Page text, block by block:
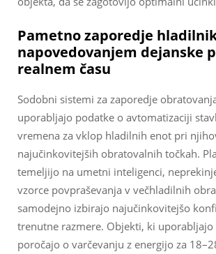
Pametno zaporedje
napovedovanjem dejanske
realnem času
Sodobni sistemi za zaporedje
uporabljajo podatke o avtomatizaciji
vremena za vklop hladilnih enot pri
najučinkovitejših obratovalnih točkah.
temeljijo na umetni inteligenci,
vzorce povpraševanja v večhladilnih
samodejno izbirajo najučinkovitejšo
trenutne razmere. Objekti, ki uporabljajo
poročajo o varčevanju z energijo za